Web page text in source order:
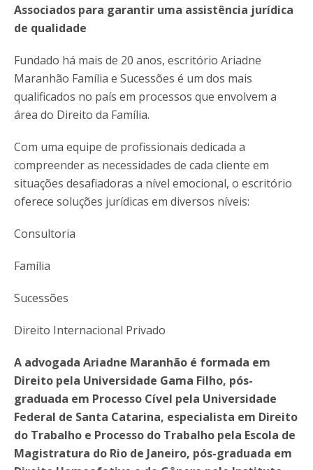
Associados para garantir uma assistência jurídica
de qualidade
Fundado há mais de 20 anos, escritório Ariadne
Maranhão Família e Sucessões é um dos mais
qualificados no país em processos que envolvem a
área do Direito da Família.
Com uma equipe de profissionais dedicada a
compreender as necessidades de cada cliente em
situações desafiadoras a nível emocional, o escritório
oferece soluções jurídicas em diversos níveis:
Consultoria
Família
Sucessões
Direito Internacional Privado
A advogada Ariadne Maranhão é formada em
Direito pela Universidade Gama Filho, pós-
graduada em Processo Cível pela Universidade
Federal de Santa Catarina, especialista em Direito
do Trabalho e Processo do Trabalho pela Escola de
Magistratura do Rio de Janeiro, pós-graduada em